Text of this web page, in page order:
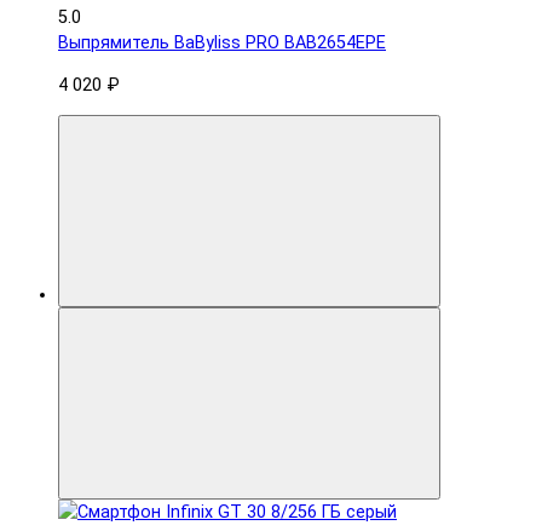
5.0
Выпрямитель BaByliss PRO BAB2654EPE
4 020 ₽